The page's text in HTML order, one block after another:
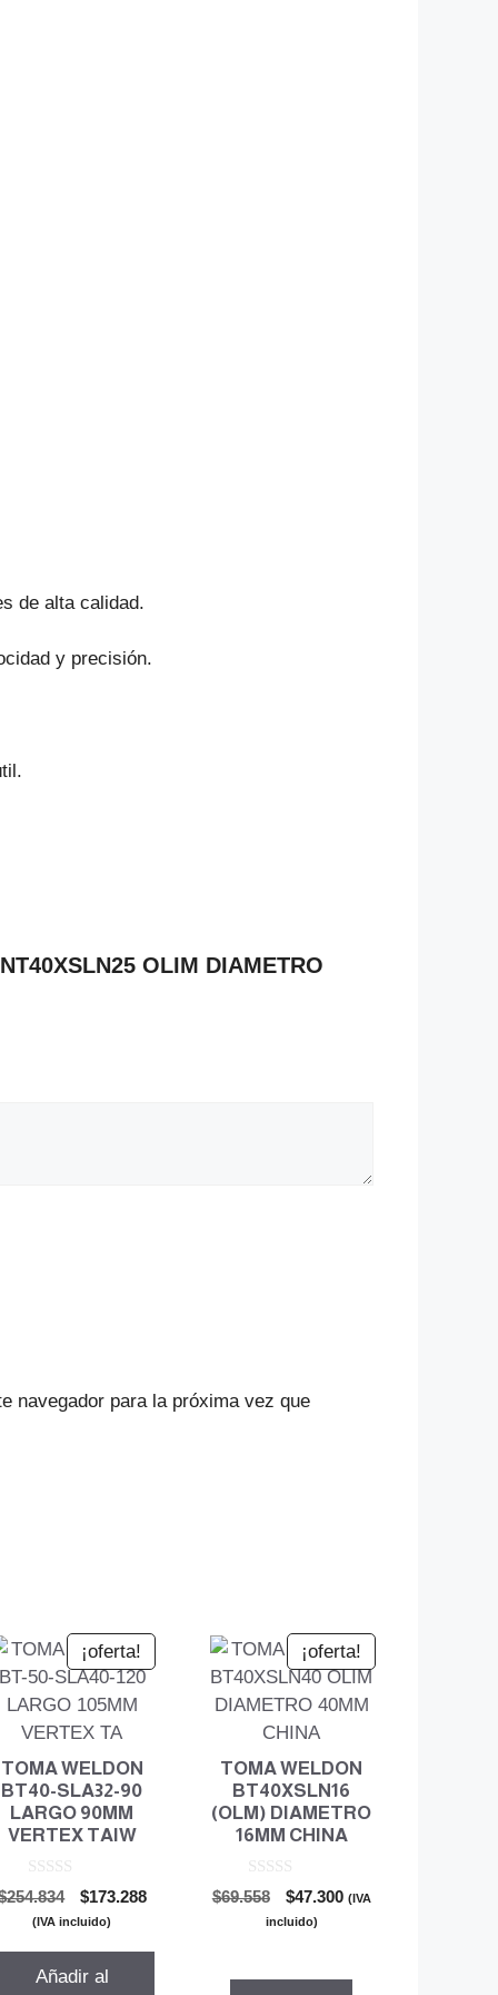
de alta calidad.
y precisión.
OLIM DIAMETRO
navegador para la próxima vez que
¡oferta!
TOMA WELDON
BT40-SLA32-90
LARGO 90MM
VERTEX TAIW
0
d
e
254.834
El
precio
era:
$254.834.
$173.288El
(IVA incluido)
Añadir al
¡oferta!
TOMA WELDON
BT40XSLN16
(OLM) DIAMETRO
16MM CHINA
0
d
$69.558
El
precio
$47.300El(IVA
incluido)